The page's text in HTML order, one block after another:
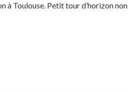
à Toulouse. Petit tour d’horizon non